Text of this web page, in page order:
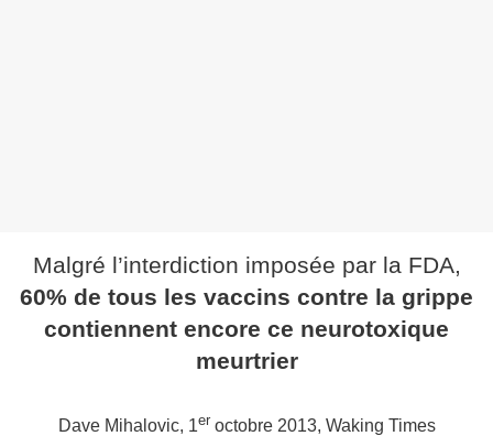
Malgré l’interdiction imposée par la FDA,
60% de tous les vaccins contre la grippe
contiennent encore ce neurotoxique
meurtrier
Dave Mihalovic, 1er octobre 2013, Waking Times